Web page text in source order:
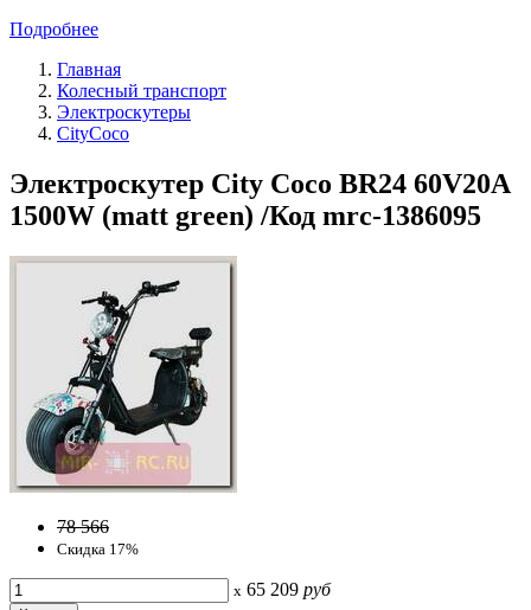
Подробнее
Главная
Колесный транспорт
Электроскутеры
CityCoco
Электроскутер City Coco BR24 60V20A
1500W (matt green) /Код mrc-1386095
78 566
Скидка 17%
x 65 209 руб